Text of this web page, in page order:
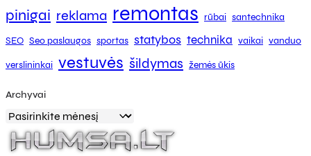
pinigai reklama remontas rūbai santechnika
SEO Seo paslaugos sportas statybos technika vaikai vanduo
verslininkai vestuvės šildymas žemės ūkis
Archyvai